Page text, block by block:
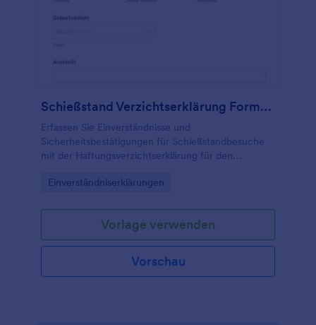
Schießstand Verzichtserklärung Formular
Erfassen Sie Einverständnisse und
Sicherheitsbestätigungen für Schießstandbesuche
mit der Haftungsverzichtserklärung für den
vereinfachen Sie die Datenerfassung für Vereine,
Go to Category:
Einverständniserklärungen
Vorlage verwenden
Vorschau